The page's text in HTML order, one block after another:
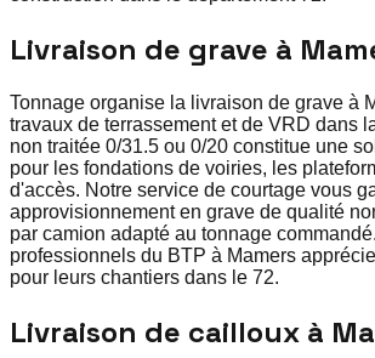
Livraison de grave à
Tonnage organise la livraison de grave à
travaux de terrassement et de VRD dans
non traitée 0/31.5 ou 0/20 constitue une
pour les fondations de voiries, les
d'accès. Notre service de courtage vous
approvisionnement en grave de qualité
par camion adapté au tonnage
professionnels du BTP à Mamers
pour leurs chantiers dans le 72.
Livraison de cailloux à